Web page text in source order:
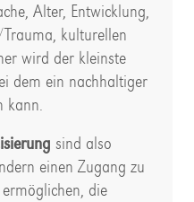
Alter, Entwicklung,
kulturellen
wird der kleinste
dem ein nachhaltiger
kann.
sind also
einen Zugang zu
die